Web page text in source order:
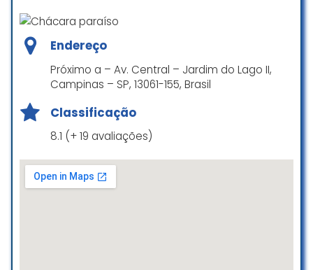
Banheiro de gênero neutro
Bom para ir com crianças
Endereço
Próximo a – Av. Central – Jardim do Lago II,
Campinas – SP, 13061-155, Brasil
Classificação
8.1 (+ 19 avaliações)